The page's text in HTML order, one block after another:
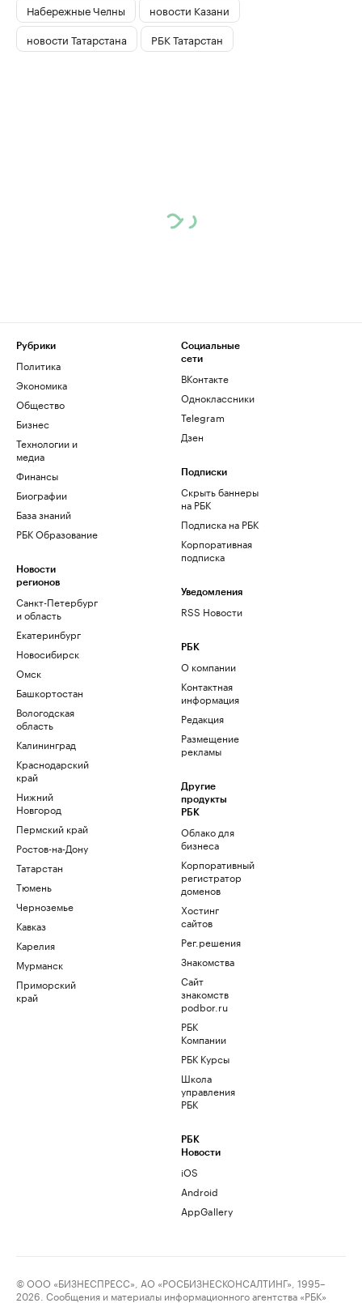
Набережные Челны
новости Казани
новости Татарстана
РБК Татарстан
Рубрики
Политика
Экономика
Общество
Бизнес
Технологии и
медиа
Финансы
Биографии
База знаний
РБК Образование
Новости
регионов
Санкт-Петербург
и область
Екатеринбург
Новосибирск
Омск
Башкортостан
Вологодская
область
Калининград
Краснодарский
край
Нижний
Новгород
Пермский край
Ростов-на-Дону
Татарстан
Тюмень
Черноземье
Кавказ
Карелия
Мурманск
Приморский
край
Социальные
сети
ВКонтакте
Одноклассники
Telegram
Дзен
Подписки
Скрыть баннеры
на РБК
Подписка на РБК
Корпоративная
подписка
Уведомления
RSS Новости
РБК
О компании
Контактная
информация
Редакция
Размещение
рекламы
Другие
продукты
РБК
Облако для
бизнеса
Корпоративный
регистратор
доменов
Хостинг
сайтов
Рег.решения
Знакомства
Сайт
знакомств
podbor.ru
РБК
Компании
РБК Курсы
Школа
управления
РБК
РБК
Новости
iOS
Android
AppGallery
© ООО «БИЗНЕСПРЕСС», АО «РОСБИЗНЕСКОНСАЛТИНГ», 1995–
2026. Сообщения и материалы информационного агентства «РБК»